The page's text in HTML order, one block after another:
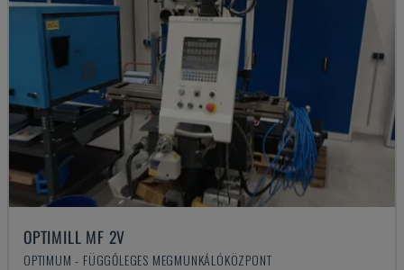
OPTIMILL MF 2V
OPTIMUM - FÜGGŐLEGES MEGMUNKÁLÓKÖZPONT